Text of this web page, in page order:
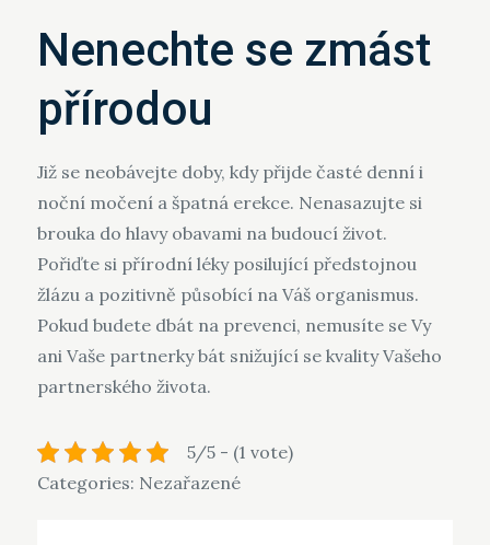
Nenechte se zmást
přírodou
Již se neobávejte doby, kdy přijde časté denní i
noční močení a špatná erekce. Nenasazujte si
brouka do hlavy obavami na budoucí život.
Pořiďte si přírodní léky posilující předstojnou
žlázu a pozitivně působící na Váš organismus.
Pokud budete dbát na prevenci, nemusíte se Vy
ani Vaše partnerky bát snižující se kvality Vašeho
partnerského života.
5/5 - (1 vote)
Categories: Nezařazené